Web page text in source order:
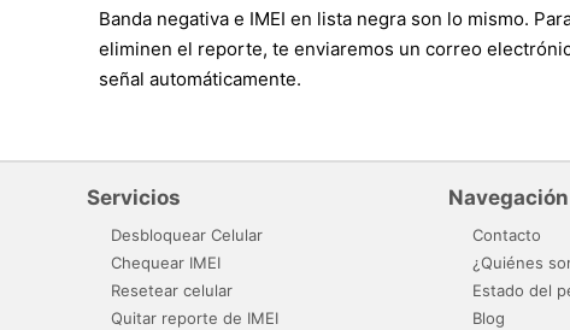
Banda negativa e IMEI en lista negra son lo mismo.
eliminen el reporte, te enviaremos un correo
señal automáticamente.
Servicios
Desbloquear Celular
Chequear IMEI
Resetear celular
Quitar reporte de IMEI
Contacto
¿Quiénes
Estado del
Blog